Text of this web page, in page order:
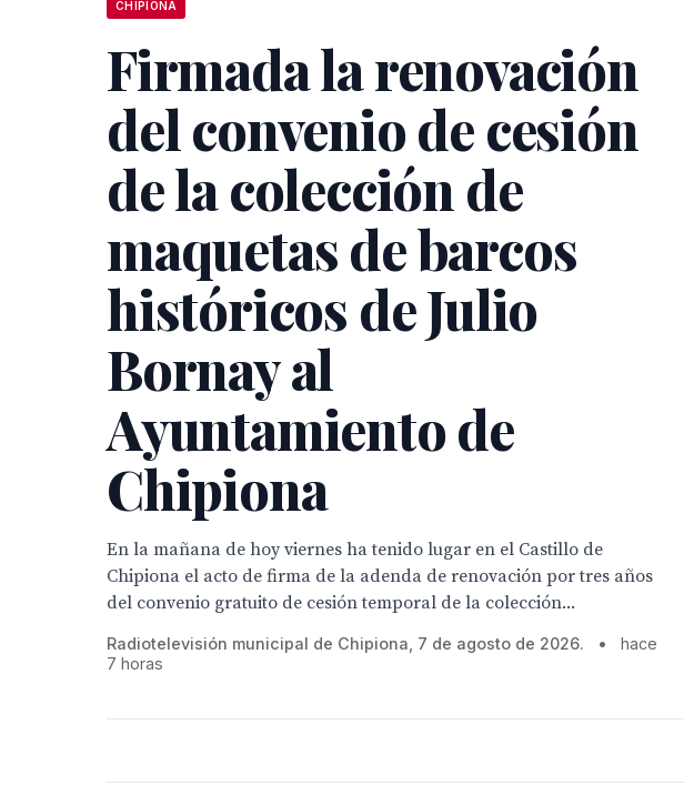
CHIPIONA
Firmada la renovación
del convenio de cesión
de la colección de
maquetas de barcos
históricos de Julio
Bornay al
Ayuntamiento de
Chipiona
En la mañana de hoy viernes ha tenido lugar en el Castillo de
Chipiona el acto de firma de la adenda de renovación por tres años
del convenio gratuito de cesión temporal de la colección...
Radiotelevisión municipal de Chipiona, 7 de agosto de 2026. •
hace
7 horas